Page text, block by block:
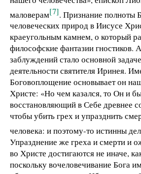
маловерам[7]. Признание полноты
человеческих природ в Иисусе
краеугольным камнем, о который
философские фантазии гностиков.
заблуждений стало основной
деятельности святителя Иринея.
Боговоплощение основывает он
Христе: «Но чем казался, то Он и
восстановляющий в Себе древнее
чтобы убить грех и упразднить
человека: и поэтому-то истинны
Упразднение же греха и смерти и
во Христе достигаются не иначе,
поскольку вочеловечивание Бога